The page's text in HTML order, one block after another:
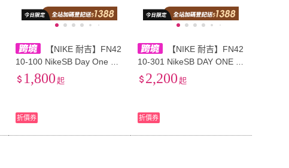
【NIKE 耐吉】FN42
10-100 NikeSB Day One 舒
適百搭 GS 低幫 兒童板鞋 沙
咖色 兒童款 nike童鞋 大童運
1,800 起
折價券
【NIKE 耐吉】FN42
10-301 NikeSB DAY ONE 舒
適輕盈 低幫 板鞋 白藍色 兒
童款 nike童鞋 大童運動鞋 小
2,200 起
折價券